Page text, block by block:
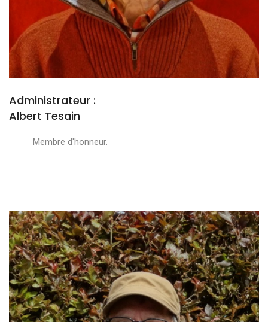
Administrateur :
Albert Tesain
Membre d'honneur.